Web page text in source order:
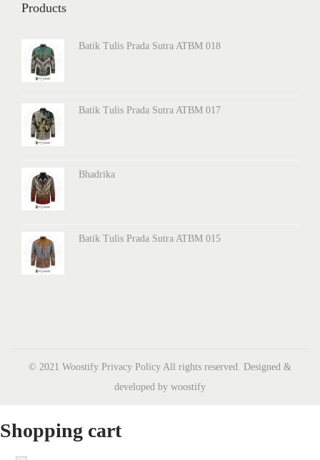
Products
Batik Tulis Prada Sutra ATBM 018
Batik Tulis Prada Sutra ATBM 017
Bhadrika
Batik Tulis Prada Sutra ATBM 015
© 2021 Woostify Privacy Policy All rights reserved. Designed &
developed by woostify
Shopping cart